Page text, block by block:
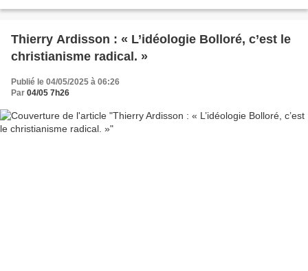
Thierry Ardisson : « L’idéologie Bolloré, c’est le
christianisme radical. »
Publié le 04/05/2025 à 06:26
Par 04/05 7h26